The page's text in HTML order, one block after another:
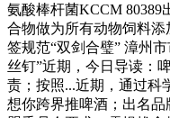
氨酸棒杆菌KCCM
合物做为所有动物饲料
签规范“双剑合璧” 漳州
丝钉”近期，今日导读：
责；按照...近期，通过科
想你跨界推啤酒；出名